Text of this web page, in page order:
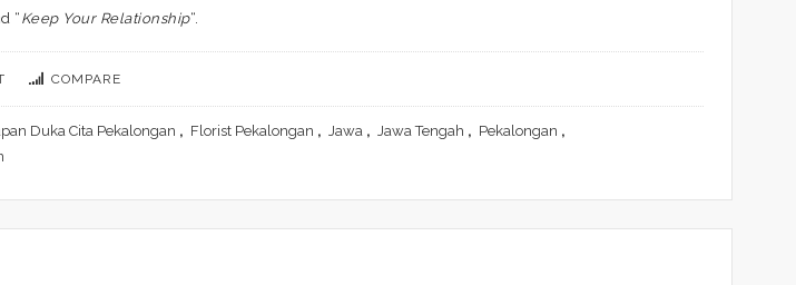
“ Keep Your Relationship“.
COMPARE
Duka Cita Pekalongan , Florist Pekalongan , Jawa , Jawa Tengah , Pekalongan ,